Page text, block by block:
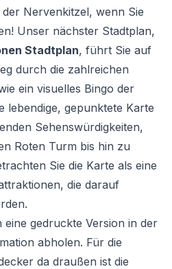
Nervenkitzel, wenn Sie
Unser nächster Stadtplan,
Stadtplan, führt Sie auf
durch die zahlreichen
ein visuelles Bingo der
lebendige, gepunktete Karte
Sehenswürdigkeiten,
Roten Turm bis hin zu
Sie die Karte als eine
die darauf
gedruckte Version in der
abholen. Für die
da draußen ist die